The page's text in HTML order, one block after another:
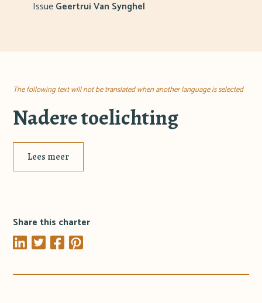
IssueGeertrui Van Synghel
The following text will not be translated when another language is selected
Nadere toelichting
Lees meer
Share this charter